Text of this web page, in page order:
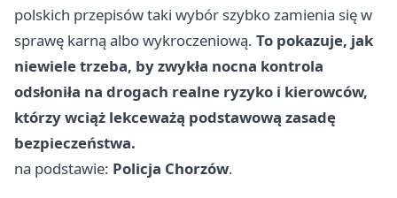
polskich przepisów taki wybór szybko zamienia się w
sprawę karną albo wykroczeniową. To pokazuje, jak
niewiele trzeba, by zwykła nocna kontrola
odsłoniła na drogach realne ryzyko i kierowców,
którzy wciąż lekceważą podstawową zasadę
bezpieczeństwa.
na podstawie: Policja Chorzów.